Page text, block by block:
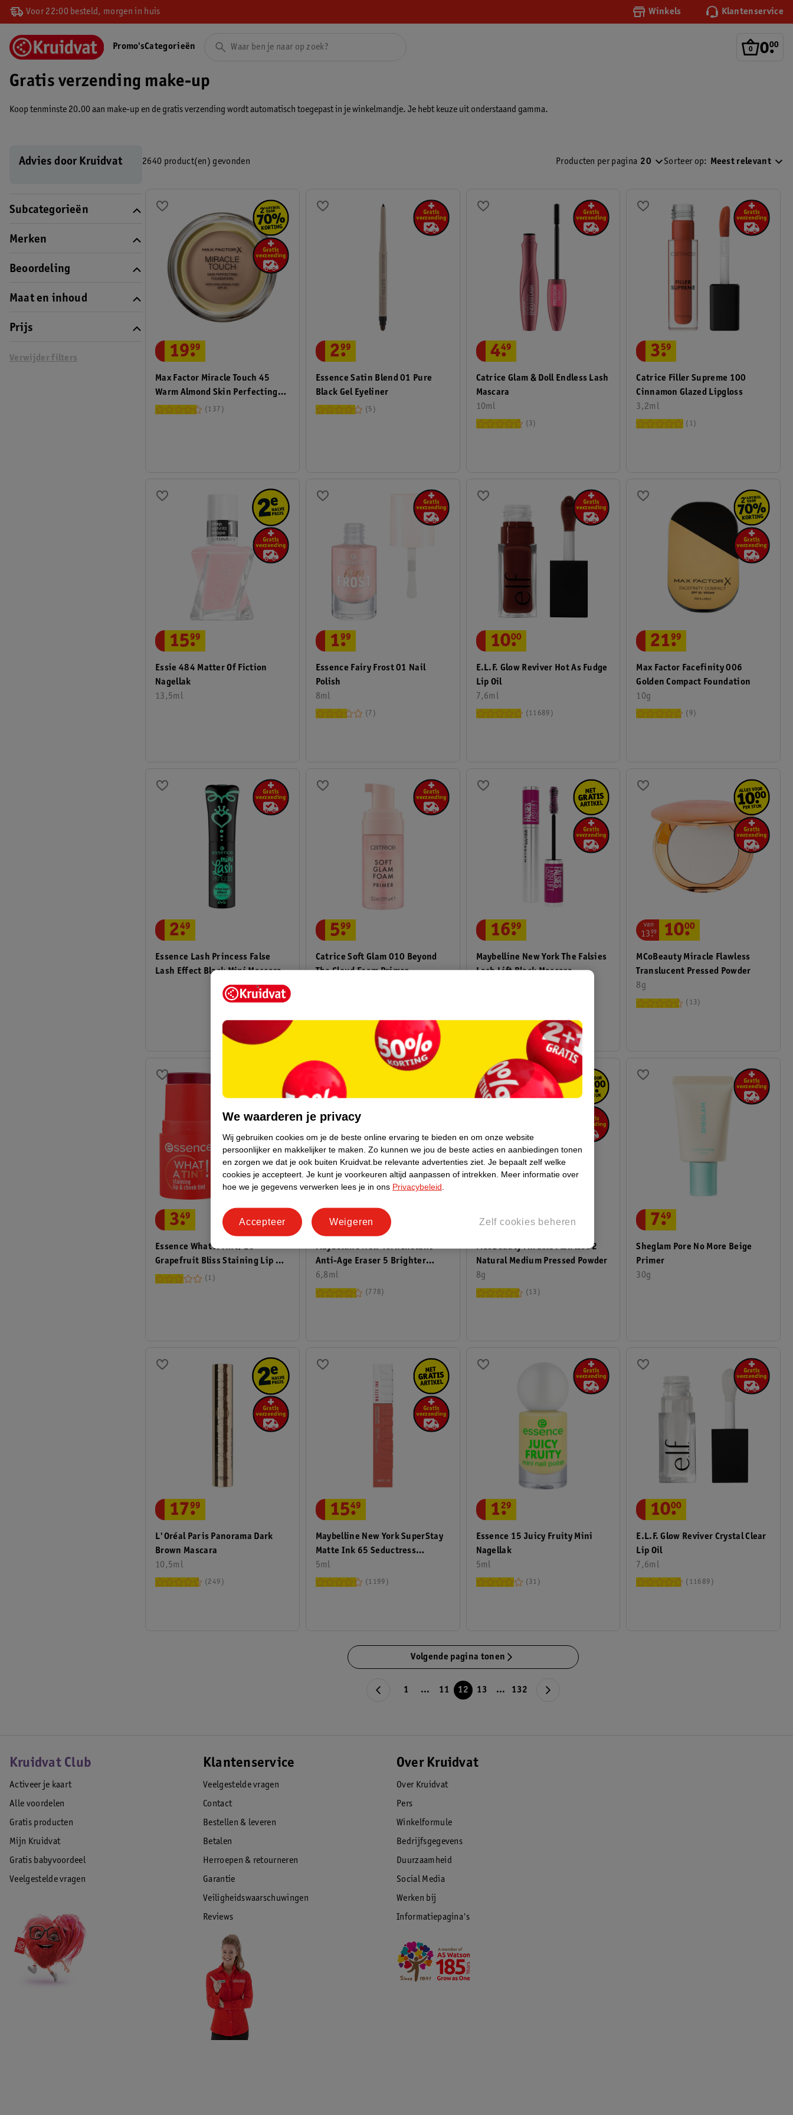
Voor 22:00 besteld, morgen in huis Winkels Klantenservice
0.
00
Promo'sCategorieën
Gratis verzending make-up
Koop tenminste 20.00 aan make-up en de gratis verzending wordt automatisch toegepast in je winkelmandje. Je hebt keuze uit onderstaand gamma.
Advies door Kruidvat
Subcategorieën
Merken
Beoordeling
Maat en inhoud
Prijs
Verwijder filters
2640 product(en) gevonden Producten per pagina 20 Sorteer op: Meest relevant
Max Factor Miracle Touch 45
Warm Almond Skin Perfecting
Foundation
19.
99
137
Essence Satin Blend 01 Pure
Black Gel Eyeliner
2.
99
5
Catrice Glam & Doll Endless Lash
Mascara
10ml
4.
49
3
Catrice Filler Supreme 100
Cinnamon Glazed Lipgloss
3,2ml
3.
59
1
Essie 484 Matter Of Fiction
Nagellak
13,5ml
15.
99
Essence Fairy Frost 01 Nail
Polish
8ml
1.
99
7
E.l.f. Glow Reviver Hot As Fudge
Lip Oil
7,6ml
10.
00
11689
Max Factor Facefinity 006
Golden Compact Foundation
10g
21.
99
9
Essence Lash Princess False
Lash Effect Black Mini Mascara
2.
49
Catrice Soft Glam 010 Beyond
The Cloud Foam Primer
5.
99
Maybelline New York The Falsies
Lash Lift Black Mascara
16.
99
MCoBeauty Miracle Flawless
Translucent Pressed Powder
8g
van
13.
99 10.
00
13
Essence What A Tint! 20
Grapefruit Bliss Staining Lip &
Cheek Tint
3.
49
1
Maybelline New York Instant
Anti-Age Eraser 5 Brighter
Concealer
6,8ml
14.
778
MCoBeauty Miracle Flawless 2
Natural Medium Pressed Powder
8g
13 .99 10.
13
Sheglam Pore No More Beige
Primer
30g
7.
49
L'Oréal Paris Panorama Dark
Brown Mascara
10,5ml
17.
99
249
Maybelline New York SuperStay
Matte Ink 65 Seductress
Lipstick
5ml
15.
49
1199
Essence 15 Juicy Fruity Mini
Nagellak
5ml
1.
29
31
E.l.f. Glow Reviver Crystal Clear
Lip Oil
7,6ml
10.
00
11689
Volgende pagina tonen
1 ... 11 12 13 ... 132
Kruidvat Club
Activeer je kaart
Alle voordelen
Gratis producten
Mijn Kruidvat
Gratis babyvoordeel
Veelgestelde vragen
Klantenservice
Veelgestelde vragen
Contact
Bestellen & leveren
Betalen
Herroepen & retourneren
Garantie
Veiligheidswaarschuwingen
Reviews
Over Kruidvat
Over Kruidvat
Pers
Winkelformule
Bedrijfsgegevens
Duurzaamheid
Social Media
Werken bij
Informatiepagina's
We waarderen je privacy
Wij gebruiken cookies om je de beste online ervaring te bieden en om onze website
persoonlijker en makkelijker te maken. Zo kunnen we jou de beste acties en aanbiedingen tonen
en zorgen we dat je ook buiten Kruidvat.be relevante advertenties ziet. Je bepaalt zelf welke
cookies je accepteert. Je kunt je voorkeuren altijd aanpassen of intrekken.
Meer informatie over
hoe we je gegevens verwerken lees je in ons Privacybeleid
Zelf cookies beheren
Weigeren
Accepteer